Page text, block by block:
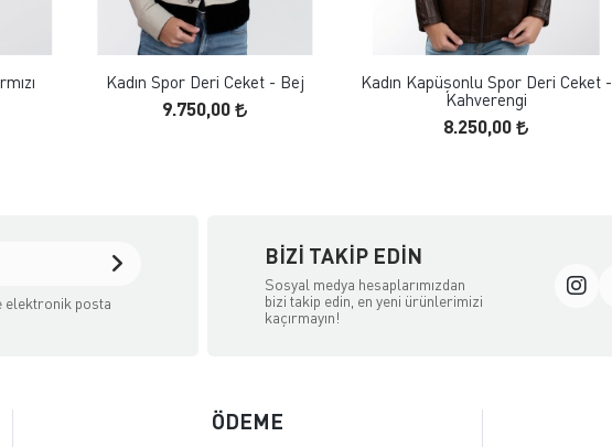
ÜRÜN İNCELE
Kadın Spor Deri Ceket - Bej
9.750,00
ÜRÜN İNCELE
Kadın Kapüşonlu Spor Deri Ceket -
Kahverengi
8.250,00
elektronik posta
BIZI TAKIP EDIN
Sosyal medya hesaplarımızdan
bizi takip edin, en yeni ürünlerimizi
kaçırmayın!
ÖDEME